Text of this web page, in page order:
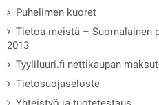
Puhelimen kuoret
Tietoa meistä – Suomalainen
2013
Tyyliluuri.fi nettikaupan
Tietosuojaseloste